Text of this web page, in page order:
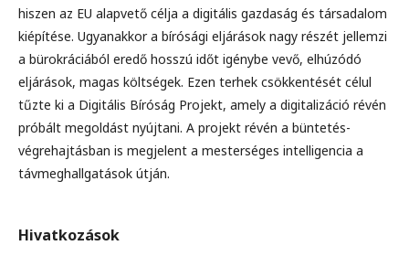
hiszen az EU alapvető célja a digitális gazdaság és társadalom
kiépítése. Ugyanakkor a bírósági eljárások nagy részét jellemzi
a bürokráciából eredő hosszú időt igénybe vevő, elhúzódó
eljárások, magas költségek. Ezen terhek csökkentését célul
tűzte ki a Digitális Bíróság Projekt, amely a digitalizáció révén
próbált megoldást nyújtani. A projekt révén a büntetés-
végrehajtásban is megjelent a mesterséges intelligencia a
távmeghallgatások útján.
Hivatkozások